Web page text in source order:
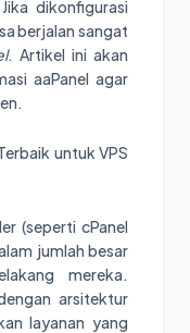
dikonfigurasi
berjalan sangat
. Artikel ini akan
aaPanel agar
untuk VPS
(seperti cPanel
jumlah besar
mereka.
arsitektur
layanan yang